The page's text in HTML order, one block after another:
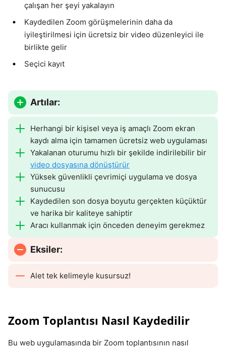
çalışan her şeyi yakalayın
Kaydedilen Zoom görüşmelerinin daha da
iyileştirilmesi için ücretsiz bir video düzenleyici ile
birlikte gelir
Seçici kayıt
Artılar:
Herhangi bir kişisel veya iş amaçlı Zoom ekran
kaydı alma için tamamen ücretsiz web uygulaması
Yakalanan oturumu hızlı bir şekilde indirilebilir bir
video dosyasına dönüştürür
Yüksek güvenlikli çevrimiçi uygulama ve dosya
sunucusu
Kaydedilen son dosya boyutu gerçekten küçüktür
ve harika bir kaliteye sahiptir
Aracı kullanmak için önceden deneyim gerekmez
Eksiler:
Alet tek kelimeyle kusursuz!
Zoom Toplantısı Nasıl Kaydedilir
Bu web uygulamasında bir Zoom toplantısının nasıl